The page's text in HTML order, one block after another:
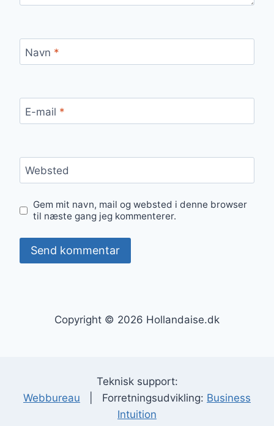
Navn *
E-mail *
Websted
Gem mit navn, mail og websted i denne browser
til næste gang jeg kommenterer.
Copyright © 2026 Hollandaise.dk
Teknisk support:
Webbureau | Forretningsudvikling: Business
Intuition